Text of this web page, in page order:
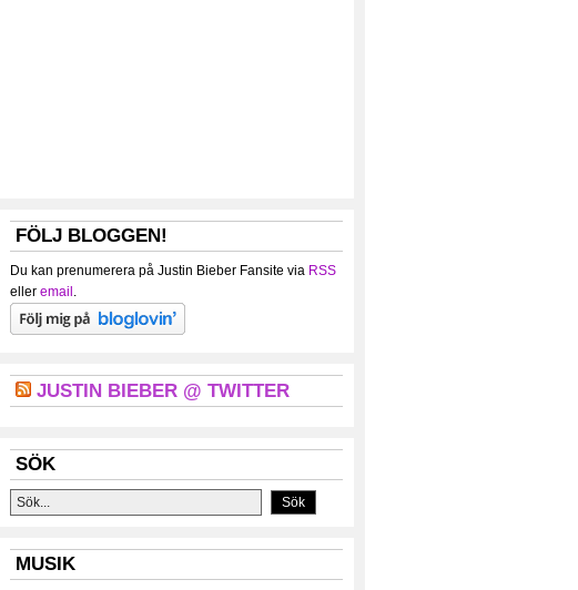
FÖLJ BLOGGEN!
Du kan prenumerera på Justin Bieber Fansite via RSS
eller email .
JUSTIN BIEBER @ TWITTER
SÖK
MUSIK